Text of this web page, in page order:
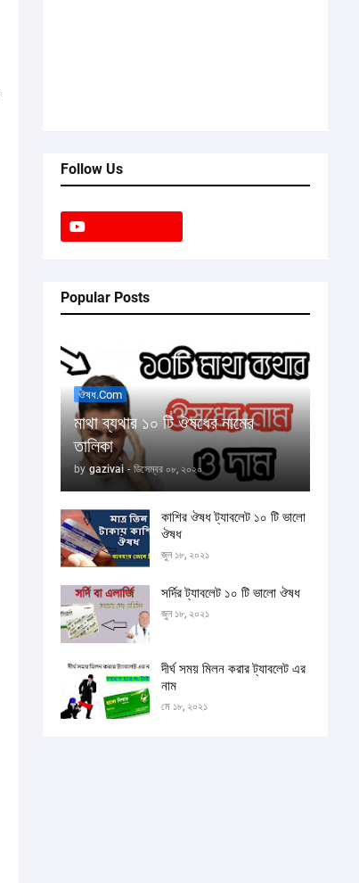
Follow Us
Popular Posts
ঔষধ.com
মাথা ব্যথার ১০ টি ঔষধের নামের
তালিকা
by gazivai - ডিসেম্বর ০৮, ২০২০
কাশির ঔষধ ট্যাবলেট ১০ টি ভালো
ঔষধ
জুন ১৮, ২০২১
সর্দির ট্যাবলেট ১০ টি ভালো ঔষধ
জুন ১৮, ২০২১
দীর্ঘ সময় মিলন করার ট্যাবলেট এর
নাম
মে ১৮, ২০২১